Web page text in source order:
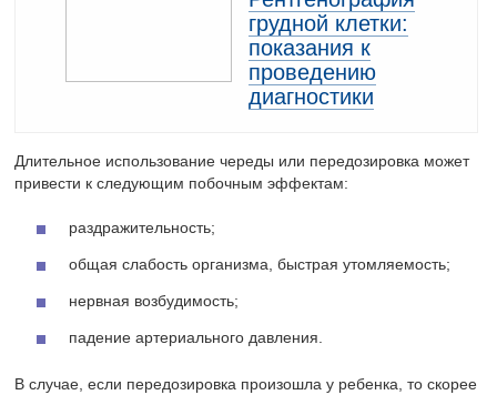
грудной клетки:
показания к
проведению
диагностики
Длительное использование череды или передозировка может
привести к следующим побочным эффектам:
раздражительность;
общая слабость организма, быстрая утомляемость;
нервная возбудимость;
падение артериального давления.
В случае, если передозировка произошла у ребенка, то скорее